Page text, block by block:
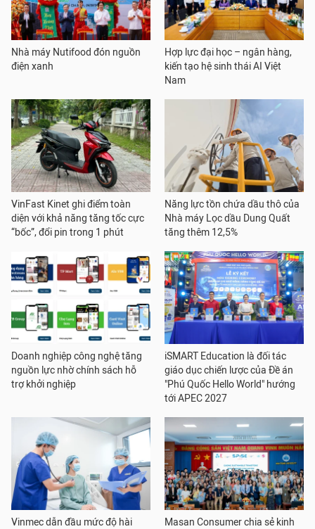
Nhà máy Nutifood đón nguồn
điện xanh
Hợp lực đại học – ngân hàng,
kiến tạo hệ sinh thái AI Việt
Nam
VinFast Kinet ghi điểm toàn
diện với khả năng tăng tốc cực
“bốc”, đổi pin trong 1 phút
Năng lực tồn chứa dầu thô của
Nhà máy Lọc dầu Dung Quất
tăng thêm 12,5%
Doanh nghiệp công nghệ tăng
nguồn lực nhờ chính sách hỗ
trợ khởi nghiệp
iSMART Education là đối tác
giáo dục chiến lược của Đề án
"Phú Quốc Hello World" hướng
tới APEC 2027
Vinmec dẫn đầu mức độ hài
Masan Consumer chia sẻ kinh